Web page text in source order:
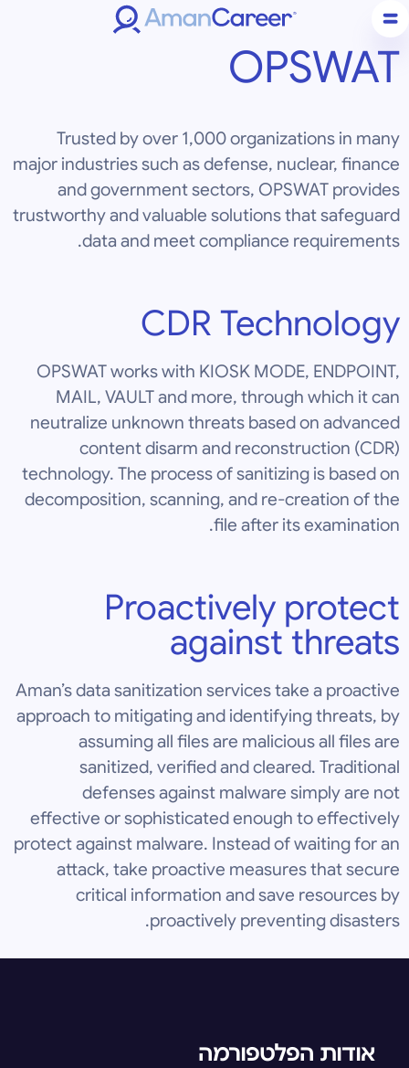
OPSWAT
Trusted by over 1,000 organizations in many
major industries such as defense, nuclear, finance
and government sectors, OPSWAT provides
trustworthy and valuable solutions that safeguard
data and meet compliance requirements.
CDR Technology
OPSWAT works with KIOSK MODE, ENDPOINT,
MAIL, VAULT and more, through which it can
neutralize unknown threats based on advanced
content disarm and reconstruction (CDR)
technology. The process of sanitizing is based on
decomposition, scanning, and re-creation of the
file after its examination.
Proactively protect
against threats
Aman’s data sanitization services take a proactive
approach to mitigating and identifying threats, by
assuming all files are malicious all files are
sanitized, verified and cleared. Traditional
defenses against malware simply are not
effective or sophisticated enough to effectively
protect against malware. Instead of waiting for an
attack, take proactive measures that secure
critical information and save resources by
proactively preventing disasters.
אודות הפלטפורמה